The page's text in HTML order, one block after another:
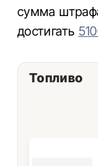
сумма
достигать
Топливо